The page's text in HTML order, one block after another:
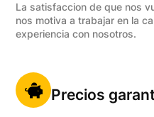
La satisfaccion de que nos
nos motiva a trabajar en la
experiencia con nosotros.
Precios